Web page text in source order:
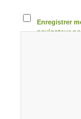
Enregistrer
navigateur